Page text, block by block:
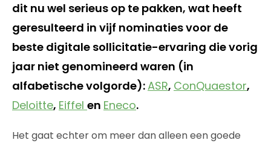
dit nu wel serieus op te pakken, wat heeft
geresulteerd in vijf nominaties voor de
beste digitale sollicitatie-ervaring die vorig
jaar niet genomineerd waren (in
alfabetische volgorde):ASR, ConQuaestor,
Deloitte, Eiffel en Eneco.
Het gaat echter om meer dan alleen een goede